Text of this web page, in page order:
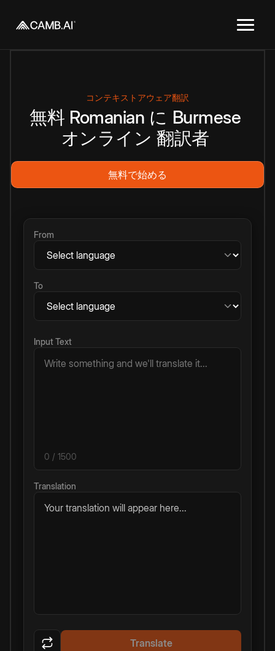
コンテキストアウェア翻訳
無料 Romanian に Burmese
オンライン 翻訳者
無料で始める
From
To
Input Text
0 / 1500
Translation
Your translation will appear here...
Translate